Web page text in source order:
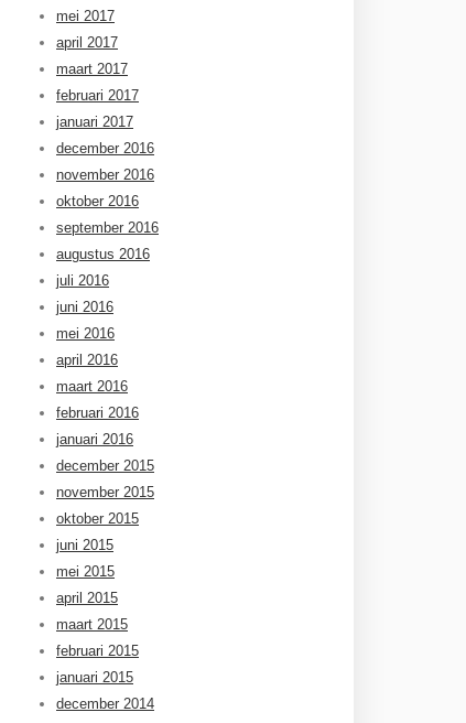
mei 2017
april 2017
maart 2017
februari 2017
januari 2017
december 2016
november 2016
oktober 2016
september 2016
augustus 2016
juli 2016
juni 2016
mei 2016
april 2016
maart 2016
februari 2016
januari 2016
december 2015
november 2015
oktober 2015
juni 2015
mei 2015
april 2015
maart 2015
februari 2015
januari 2015
december 2014